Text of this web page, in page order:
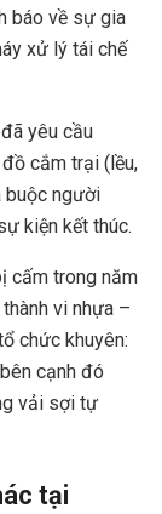
báo về sự gia
xử lý tái chế
yêu cầu
cắm trại (lều,
buộc người
kiện kết thúc.
cấm trong năm
vi nhựa –
chức khuyên:
cạnh đó
vải sợi tự
tại